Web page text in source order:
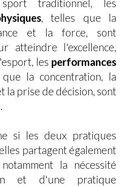
traditionnel, les
, telles que la
et la force, sont
atteindre l'excellence,
les performances
la concentration, la
la prise de décision, sont
si les deux pratiques
partagent également
la nécessité
et d'une pratique